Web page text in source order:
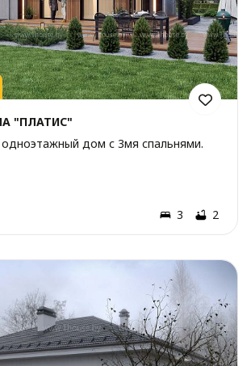
"ПЛАТИС"
дом с 3мя спальнями.
3 2